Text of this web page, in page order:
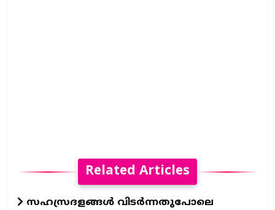
Related Articles
സഹസ്രദളങ്ങൾ വിടർന്നതുപോലെ